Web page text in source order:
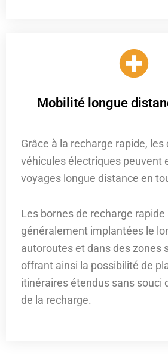
Mobilité longue
Grâce à la recharge rapide,
véhicules électriques peuvent
voyages longue distance en
Les bornes de recharge rapide
généralement implantées le
autoroutes et dans des zones
offrant ainsi la possibilité de
itinéraires étendus sans souci
de la recharge.